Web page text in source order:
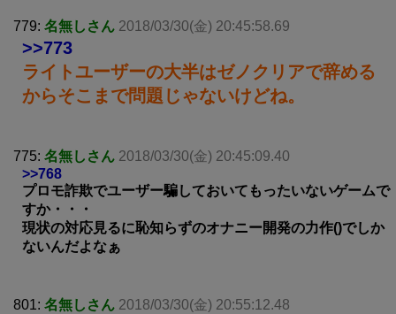
779: 名無しさん 2018/03/30(金) 20:45:58.69
>>773
ライトユーザーの大半はゼノクリアで辞める
からそこまで問題じゃないけどね。
775: 名無しさん 2018/03/30(金) 20:45:09.40
>>768
プロモ詐欺でユーザー騙しておいてもったいないゲームで
すか・・・
現状の対応見るに恥知らずのオナニー開発の力作()でしか
ないんだよなぁ
801: 名無しさん 2018/03/30(金) 20:55:12.48